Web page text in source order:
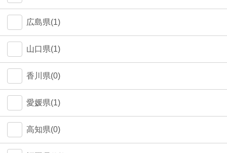
広島県(1)
山口県(1)
香川県(0)
愛媛県(1)
高知県(0)